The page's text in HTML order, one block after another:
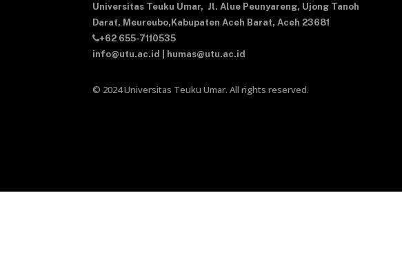
Universitas Teuku Umar, Jl. Alue Peunyareng, Ujong Tanoh
Darat, Meureubo,Kabupaten Aceh Barat, Aceh 23681
+62 655-7110535
info@utu.ac.id
humas@utu.ac.id
© 2024 Universitas Teuku Umar. All rights reserved.